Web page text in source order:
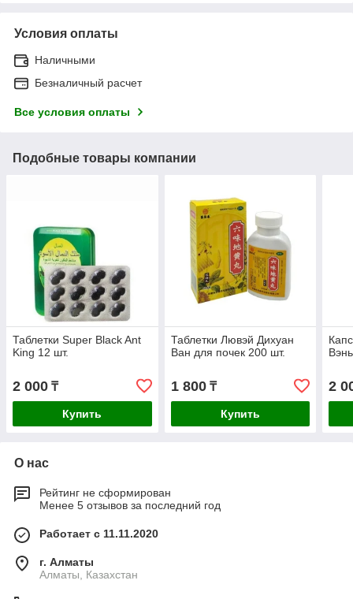
Условия оплаты
Наличными
Безналичный расчет
Все условия оплаты
Подобные товары компании
Таблетки Super Black Ant
King 12 шт.
2 000 ₸
Купить
Таблетки Лювэй Дихуан
Ван для почек 200 шт.
1 800₸
Купить
2
О нас
Рейтинг не сформирован
Менее 5 отзывов за последний год
Работает с 11.11.2020
г. Алматы
Алматы, Казахстан